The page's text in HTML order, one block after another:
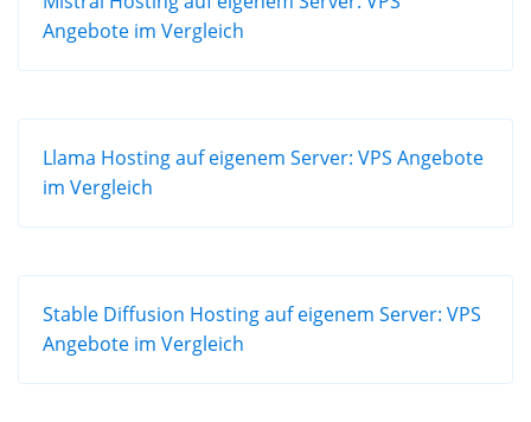
Angebote im Vergleich
Llama Hosting auf eigenem Server: VPS Angebote
im Vergleich
Stable Diffusion Hosting auf eigenem Server: VPS
Angebote im Vergleich